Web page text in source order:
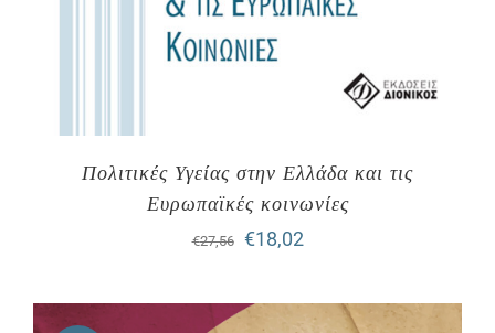
Πολιτικές Υγείας στην Ελλάδα και τις
Ευρωπαϊκές κοινωνίες
€27,56
Original
was:
€18,02Η
τιμή